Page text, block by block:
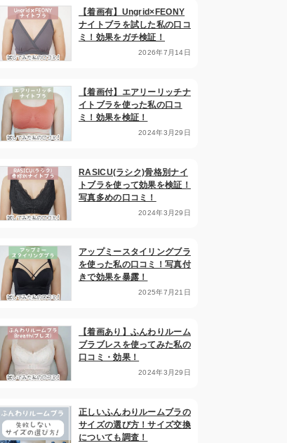
【着画有】Ungrid×FEONY
ナイトブラを試した私の口コ
ミ！効果をガチ検証！
2026年7月14日
【着画付】エアリーリッチナ
イトブラを使った私の口コ
ミ！効果を検証！
2024年3月29日
RASICU(ラシク)骨格別ナイ
トブラを使って効果を検証！
写真多めの口コミ！
2024年3月29日
アップミースタイリングブラ
を使った私の口コミ！写真付
きで効果を暴露！
2025年7月21日
【着画あり】ふんわりルーム
ブラブレスを使ってみた私の
口コミ・効果！
2024年3月29日
正しいふんわりルームブラの
サイズの選び方！サイズ交換
についても調査！